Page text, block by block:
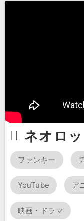
ネオロ
ファンキー
YouTube ア
映画・ドラマ